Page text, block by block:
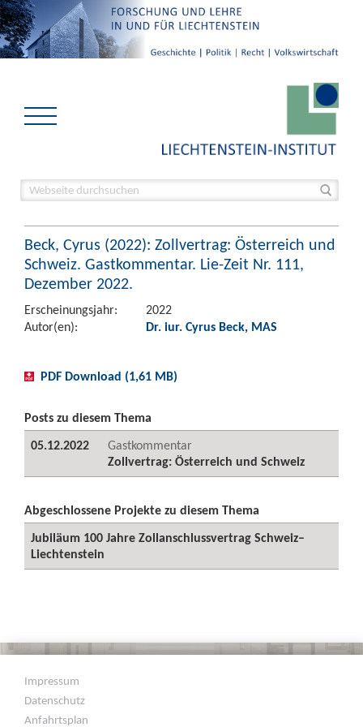
Beck, Cyrus (2022): Zollvertrag: Österreich und
Schweiz. Gastkommentar. Lie-Zeit Nr. 111,
Dezember 2022.
Erscheinungsjahr:
2022
Autor(en):
Dr. iur. Cyrus Beck, MAS
PDF Download (1,61 MB)
Posts zu diesem Thema
05.12.2022
Gastkommentar
Zollvertrag: Österreich und Schweiz
Abgeschlossene Projekte zu diesem Thema
Jubiläum 100 Jahre Zollanschlussvertrag Schweiz–
Liechtenstein
Impressum
Datenschutz
Anfahrtsplan